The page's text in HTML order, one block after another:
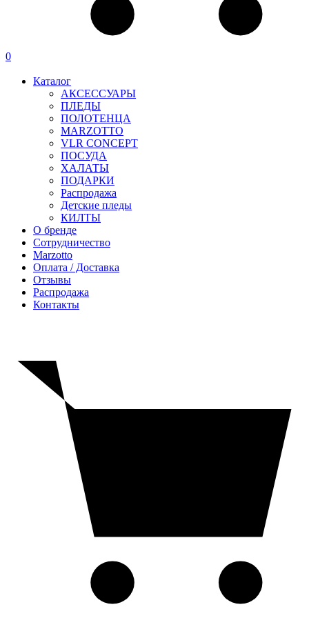
0
Каталог
АКСЕССУАРЫ
ПЛЕДЫ
ПОЛОТЕНЦА
MARZOTTO
VLR CONCEPT
ПОСУДА
ХАЛАТЫ
ПОДАРКИ
Распродажа
Детские пледы
КИЛТЫ
О бренде
Сотрудничество
Marzotto
Оплата / Доставка
Отзывы
Распродажа
Контакты